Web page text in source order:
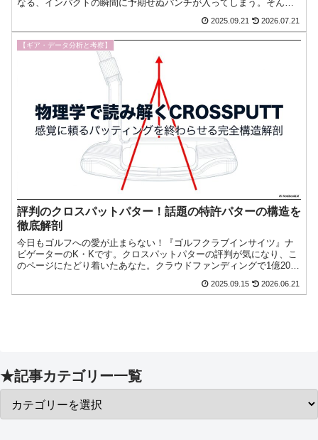
なる、インパクトの瞬間に予期せぬパンチが入ってしまう。そんな
日もゴルフへの愛が止まらない！『ゴルフクラブインサイツ』ナビ
2025.09.21 2026.07.21
【ギア・データ分析と考察】
評判のクロスパットパター！話題の特許パターの構造を
徹底解剖
今日もゴルフへの愛が止まらない！『ゴルフクラブインサイツ』ナ
ビゲーターのK・Kです。クロスパットパターの評判が気になり、こ
のページにたどり着いたあなた。クラウドファンディングで1億2000
フへの愛が止まらない！『ゴルフクラブインサイツ』ナビゲーター
2025.09.15 2026.06.21
★記事カテゴリー一覧